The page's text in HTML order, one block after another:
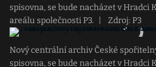
spisovna, se bude nacházet v Hradci
areálu společnosti P3.
Zdroj: P3
Nový centrální archiv České
spisovna, se bude nacházet v Hradci